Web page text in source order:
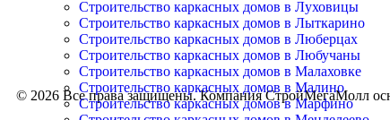
Строительство каркасных домов в Луховицы
Строительство каркасных домов в Лыткарино
Строительство каркасных домов в Люберцах
Строительство каркасных домов в Любучаны
Строительство каркасных домов в Малаховке
Строительство каркасных домов в Малино
Строительство каркасных домов в Марфино
С НАМИ ВАШ ДОМ СТАНЕТ РЕАЛЬНОСТЬЮ —
© 2026 Все права защищены. Компания СтройМегаМолл